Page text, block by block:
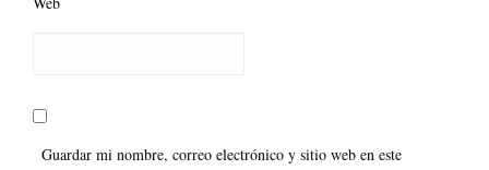
Guardar mi nombre, correo electrónico y sitio web en este